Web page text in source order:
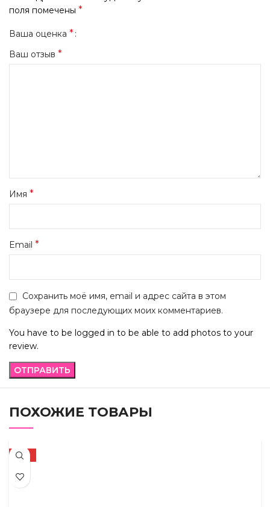
поля помечены *
Ваша оценка *
Ваш отзыв *
Имя *
Email *
Сохранить моё имя, email и адрес сайта в этом
браузере для последующих моих комментариев.
You have to be logged in to be able to add photos to your
review.
ПОХОЖИЕ ТОВАРЫ
-21%